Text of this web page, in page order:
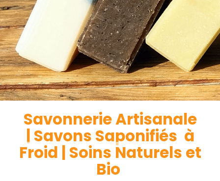
Savonnerie Artisanale
| Savons Saponifiés à
Froid | Soins Naturels et
Bio